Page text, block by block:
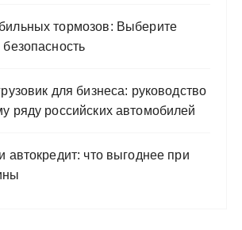
тормозов: Выберите
для бизнеса: руководство
ряду российских автомобилей
автокредит: что выгоднее при